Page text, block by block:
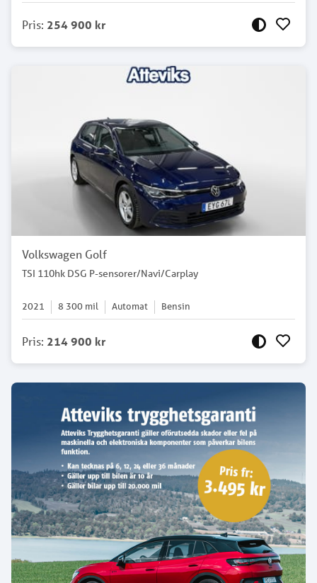
Pris: 254 900 kr
Volkswagen Golf
TSI 110hk DSG P-sensorer/Navi/Carplay
2021 8 300 mil Automat Bensin
Pris: 214 900 kr